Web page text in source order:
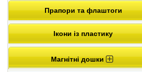
Прапори та флаштоги
Ікони із пластику
Магнітні дошки